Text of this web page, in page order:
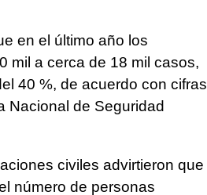
en el último año los
mil a cerca de 18 mil casos,
40 %, de acuerdo con cifras
Nacional de Seguridad
civiles advirtieron que
número de personas